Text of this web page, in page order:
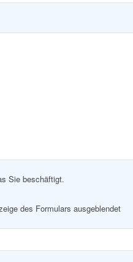
Sie beschäftigt.
des Formulars ausgeblendet